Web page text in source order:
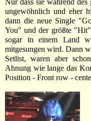
Nur dass sie während
ungewöhnlich und eher
dann die neue Single
You" und der größte
sogar in einem Land
mitgesungen wird. Dann
Setlist, waren aber
Ahnung wie lange das
Position - Front row -